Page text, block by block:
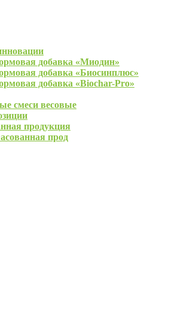
добавка «Миодин»
добавка «Биосинплюс»
добавка «Biochar-Pro»
смеси весовые
продукция
прод